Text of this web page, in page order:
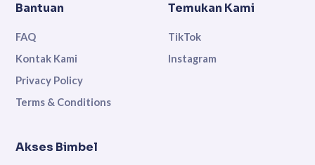
Bantuan
FAQ
Kontak Kami
Privacy Policy
Terms & Conditions
Temukan Kami
TikTok
Instagram
Akses Bimbel